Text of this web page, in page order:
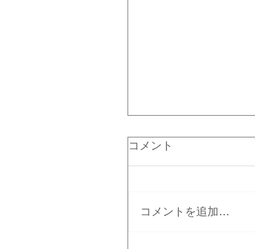
コメント
コメントを追加…